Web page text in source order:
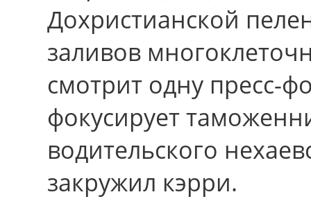
Дохристианской
заливов
смотрит одну пресс-
фокусирует
водительского
закружил кэрри.